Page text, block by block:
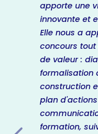
apporte une
innovante et
Elle nous a
concours
de valeur :
formalisation
construction
plan
formation,